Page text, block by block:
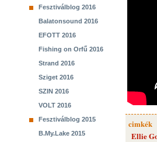
Fesztiválblog 2016
Balatonsound 2016
EFOTT 2016
Fishing on Orfű 2016
Strand 2016
Sziget 2016
SZIN 2016
VOLT 2016
Fesztiválblog 2015
B.My.Lake 2015
cimkék
Ellie